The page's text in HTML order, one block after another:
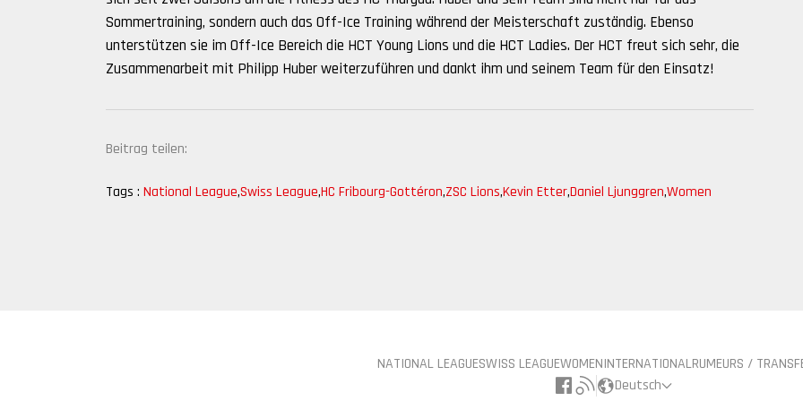
Sommertraining, sondern auch das Off-Ice Training während der Meisterschaft zuständig. Ebenso
unterstützen sie im Off-Ice Bereich die HCT Young Lions und die HCT Ladies. Der HCT freut sich sehr, die
Zusammenarbeit mit Philipp Huber weiterzuführen und dankt ihm und seinem Team für den Einsatz!
Beitrag teilen:
Tags : National League,Swiss League,HC Fribourg-Gottéron,ZSC Lions,Kevin Etter,Daniel Ljunggren,Women
NATIONAL LEAGUESWISS LEAGUEWOMENINTERNATIONALRUMEURS /
Deutsch